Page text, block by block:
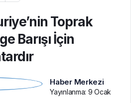
Toprak
Barışı İçin
Haber Merkezi
Yayınlanma: 9 Ocak